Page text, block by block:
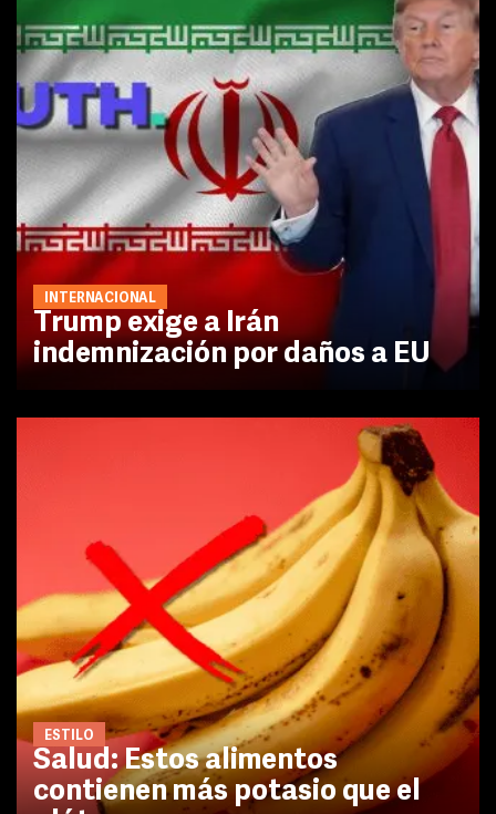
INTERNACIONAL
Trump exige a Irán
indemnización por daños a EU
ESTILO
Salud: Estos alimentos
contienen más potasio que el